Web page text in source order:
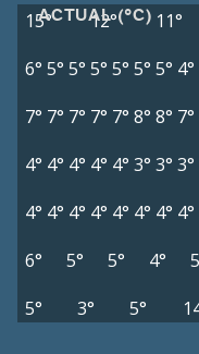
ACTUAL (°C)
15° 12° 11°
6° 5° 5° 5° 5° 5° 5° 4°
7° 7° 7° 7° 7° 8° 8° 7°
4° 4° 4° 4° 4° 3° 3° 3°
4° 4° 4° 4° 4° 4° 4° 4°
6°
5° 5° 4°
5°
3° 5°